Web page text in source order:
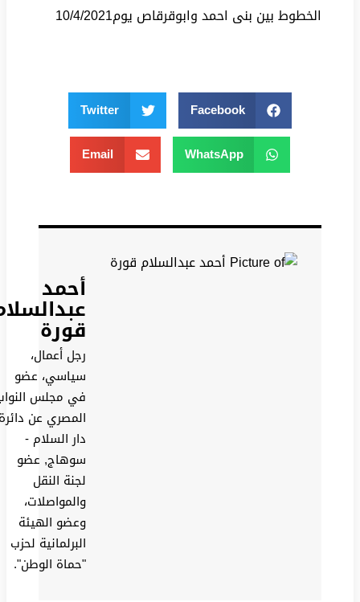
الخطوط بين بنى احمد وابوقرقاص يوم10/4/2021
Facebook
Twitter
WhatsApp
Email
أحمد
عبدالسلام
قورة
رجل أعمال،
سياسي، عضو
في مجلس النواب
المصري عن دائرة
دار السلام -
سوهاج, عضو
لجنة النقل
والمواصلات،
وعضو الهيئة
البرلمانية لحزب
"حماة الوطن".